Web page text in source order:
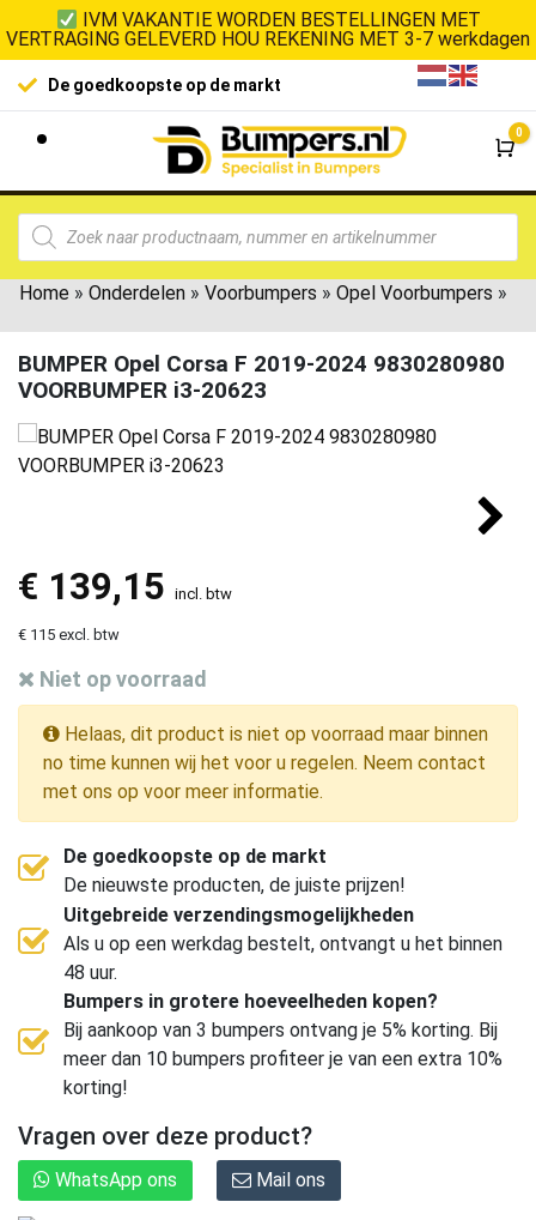
IVM VAKANTIE WORDEN BESTELLINGEN MET
VERTRAGING GELEVERD HOU REKENING MET 3-7 werkdagen
De goedkoopste op de markt
0
Home » Onderdelen » Voorbumpers » Opel Voorbumpers »
BUMPER Opel Corsa F 2019-2024 9830280980
VOORBUMPER i3-20623
€ 139,15 incl. btw
€ 115 excl. btw
Niet op voorraad
Helaas, dit product is niet op voorraad maar binnen
no time kunnen wij het voor u regelen. Neem contact
met ons op voor meer informatie.
De goedkoopste op de markt
De nieuwste producten, de juiste prijzen!
Uitgebreide verzendingsmogelijkheden
Als u op een werkdag bestelt, ontvangt u het binnen
48 uur.
Bumpers in grotere hoeveelheden kopen?
Bij aankoop van 3 bumpers ontvang je 5% korting. Bij
meer dan 10 bumpers profiteer je van een extra 10%
korting!
Vragen over deze product?
WhatsApp ons Mail ons